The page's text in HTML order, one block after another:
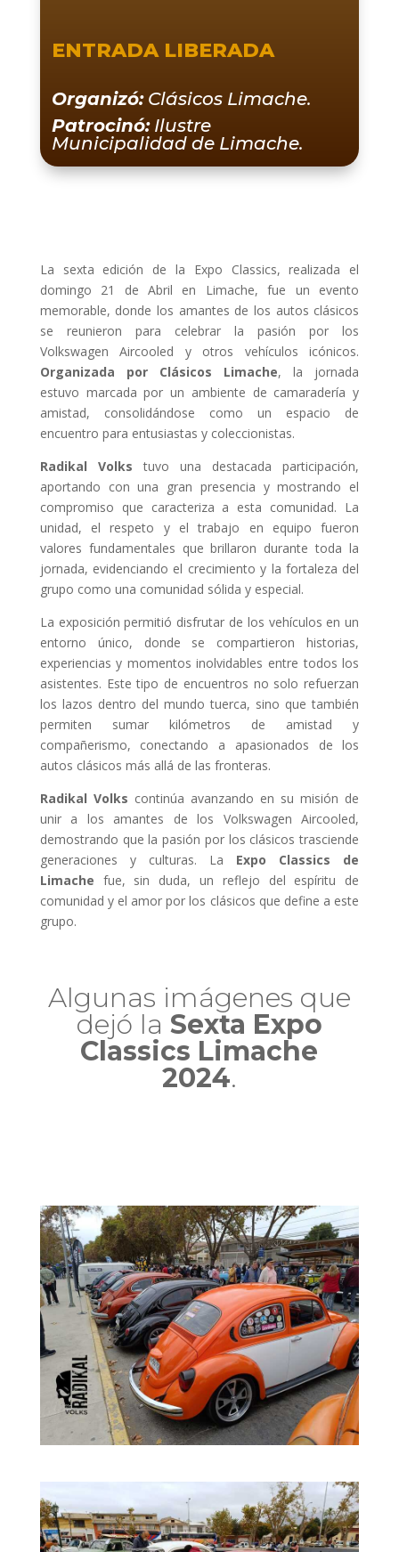
ENTRADA LIBERADA
Organizó:Clásicos Limache.
Patrocinó:Ilustre
Municipalidad de Limache.
La sexta edición de la Expo Classics, realizada el
domingo 21 de Abril en Limache, fue un evento
memorable, donde los amantes de los autos clásicos
se reunieron para celebrar la pasión por los
Volkswagen Aircooled y otros vehículos icónicos.
Organizada por Clásicos Limache, la jornada
estuvo marcada por un ambiente de camaradería y
amistad, consolidándose como un espacio de
encuentro para entusiastas y coleccionistas.
Radikal Volks tuvo una destacada participación,
aportando con una gran presencia y mostrando el
compromiso que caracteriza a esta comunidad. La
unidad, el respeto y el trabajo en equipo fueron
valores fundamentales que brillaron durante toda la
jornada, evidenciando el crecimiento y la fortaleza del
grupo como una comunidad sólida y especial.
La exposición permitió disfrutar de los vehículos en un
entorno único, donde se compartieron historias,
experiencias y momentos inolvidables entre todos los
asistentes. Este tipo de encuentros no solo refuerzan
los lazos dentro del mundo tuerca, sino que también
permiten sumar kilómetros de amistad y
compañerismo, conectando a apasionados de los
autos clásicos más allá de las fronteras.
Radikal Volks continúa avanzando en su misión de
unir a los amantes de los Volkswagen Aircooled,
demostrando que la pasión por los clásicos trasciende
generaciones y culturas. La Expo Classics de
Limache fue, sin duda, un reflejo del espíritu de
comunidad y el amor por los clásicos que define a este
grupo.
Algunas imágenes que
dejó la Sexta Expo
Classics Limache
2024.